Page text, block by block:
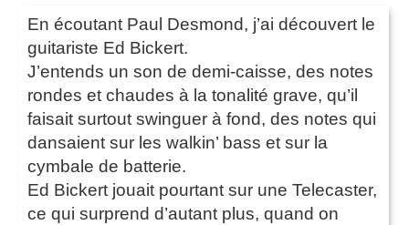
En écoutant Paul Desmond, j’ai découvert le
guitariste Ed Bickert.
J’entends un son de demi-caisse, des notes
rondes et chaudes à la tonalité grave, qu’il
faisait surtout swinguer à fond, des notes qui
dansaient sur les walkin’ bass et sur la
cymbale de batterie.
Ed Bickert jouait pourtant sur une Telecaster,
ce qui surprend d’autant plus, quand on